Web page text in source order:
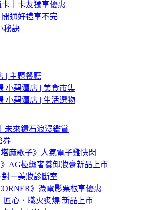
卡｜卡友獨享優惠
通好禮享不完
秘訣
| 主題餐廳
小碧潭店 | 美食市集
小碧潭店 | 生活選物
未來鑽石浪漫鑑賞
券
塔麻歌子》人氣電子雞快閃
》AG極緻奢養卸妝膏新品上市
對ㄧ美妝診斷室
》憑電影票根享優惠
匠心．職火炙燒 新品上市